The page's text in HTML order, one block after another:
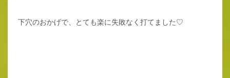
下穴のおかげで、とても楽に失敗なく打てました♡